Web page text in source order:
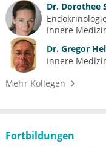
Dr. Dorothee
Innere
Dr. Gregor
Innere
Mehr Kollegen
Fortbildungen